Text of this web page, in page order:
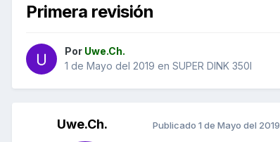
Primera revisión
Por Uwe.Ch.
1 de Mayo del 2019 en SUPER DINK 350I
Uwe.Ch. Publicado 1 de Mayo del 2019